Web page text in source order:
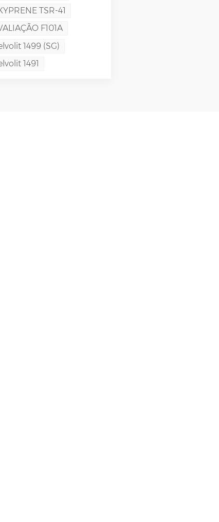
TSR-41
F101A
1499 (SG)
1491